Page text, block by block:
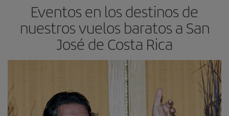
Eventos en los destinos de
nuestros vuelos baratos a San
José de Costa Rica